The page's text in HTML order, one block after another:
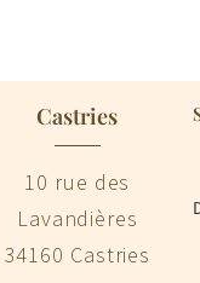
Castries
10 rue des
Lavandières
34160 Castries